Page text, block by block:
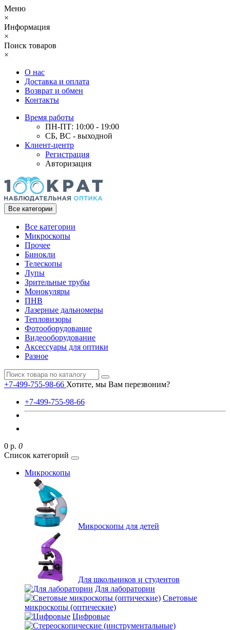
Меню
×
Информация
×
Поиск товаров
×
О нас
Доставка и оплата
Возврат и обмен
Контакты
Время работы
ПН-ПТ: 10:00 - 19:00
СБ, ВС - выходной
Клиент-центр
Регистрация
Авторизация
Все категории
Все категории
Микроскопы
Прочее
Бинокли
Телескопы
Лупы
Зрительные трубы
Монокуляры
ПНВ
Лазерные дальномеры
Тепловизоры
Фотооборудование
Видеооборудование
Аксессуары для оптики
Разное
+7-499-755-98-66 Хотите, мы Вам перезвоним?
+7-499-755-98-66
0 р. 0
Список категорий
Микроскопы
Микроскопы для детей
Для школьников и студентов
Для лаборатории
Световые
микроскопы (оптические)
Цифровые